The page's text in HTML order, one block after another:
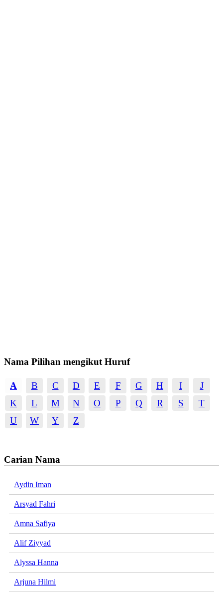
Nama Pilihan mengikut Huruf
A B C D E F G H I
J
K
L M N O P Q R S
T
U
W Y Z
Carian Nama
Aydin Iman
Arsyad Fahri
Amna Safiya
Alif Ziyyad
Alyssa Hanna
Arjuna Hilmi